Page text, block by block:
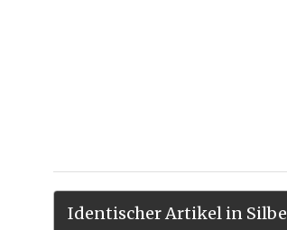
Identischer Artikel in